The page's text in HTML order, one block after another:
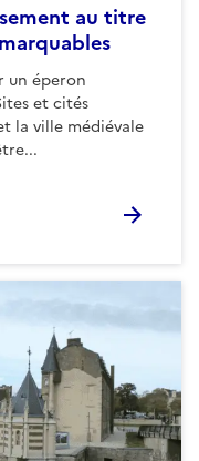
au titre
un éperon
et cités
la ville médiévale